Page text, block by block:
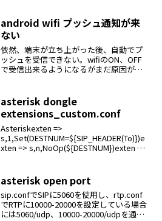
android wifi プッシュ通知が来
ない
依然、端末が立ち上がった後、自動でプ
ッシュを受信できない。wifiのON、OFF
で受信出来るようになるがまだ原因がわ
asterisk dongle
extensions_custom.conf
Asteriskexten =>
s,1,Set(DESTNUM=${SIP_HEADER(To)})e
xten => s,n,NoOp(${DESTNUM})exten =>
asterisk open port
sip.confでSIPに5060を使用し、rtp.conf
でRTPに10000-20000を設定している場合
には5060/udp、10000-20000/udpを通過